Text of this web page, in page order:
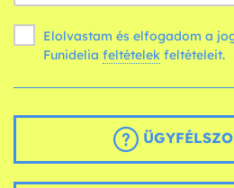
Elolvastam és elfogadom a
Funidelia feltételek feltételeit.